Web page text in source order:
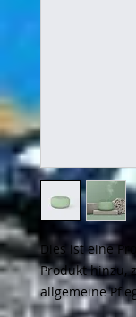
Dies ist eine
Produkt hinzu,
allgemeine